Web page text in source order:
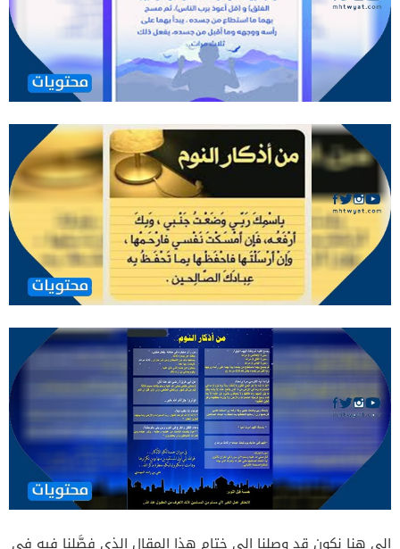
إلى هنا نكون قد وصلنا إلى ختام هذا المقال الذي فصَّلنا فيه في